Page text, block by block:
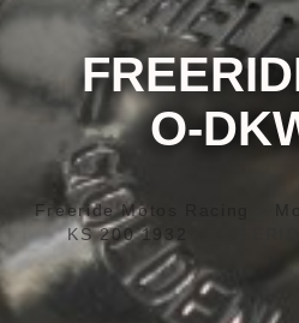
O-
Freeride Motos Racing
KS 200 1932